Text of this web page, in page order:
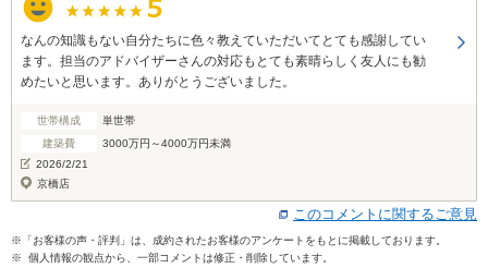
なんの知識もない自分たちに色々教えていただいてとても感謝してい
ます。担当のアドバイザーさんの対応もとても素晴らしく友人にも勧
めたいと思います。ありがとうございました。
世帯構成
単世帯
建築費
3000万円～4000万円未満
2026/2/21
京橋店
このコメントに関するご意見
※「お客様の声・評判」は、成約されたお客様のアンケートをもとに掲載しております。
※ 個人情報の観点から、一部コメントは修正・削除しています。